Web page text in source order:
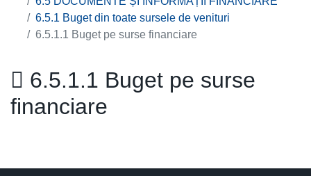
6.5.1 Buget din toate sursele de venituri
6.5.1.1 Buget pe surse financiare
6.5.1.1 Buget pe surse
financiare